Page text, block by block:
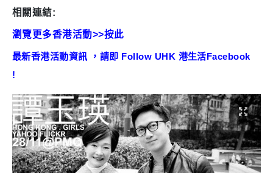
相關連結:
瀏覽更多香港活動>>按此
最新香港活動資訊 ，請即 Follow UHK 港生活Facebook
!